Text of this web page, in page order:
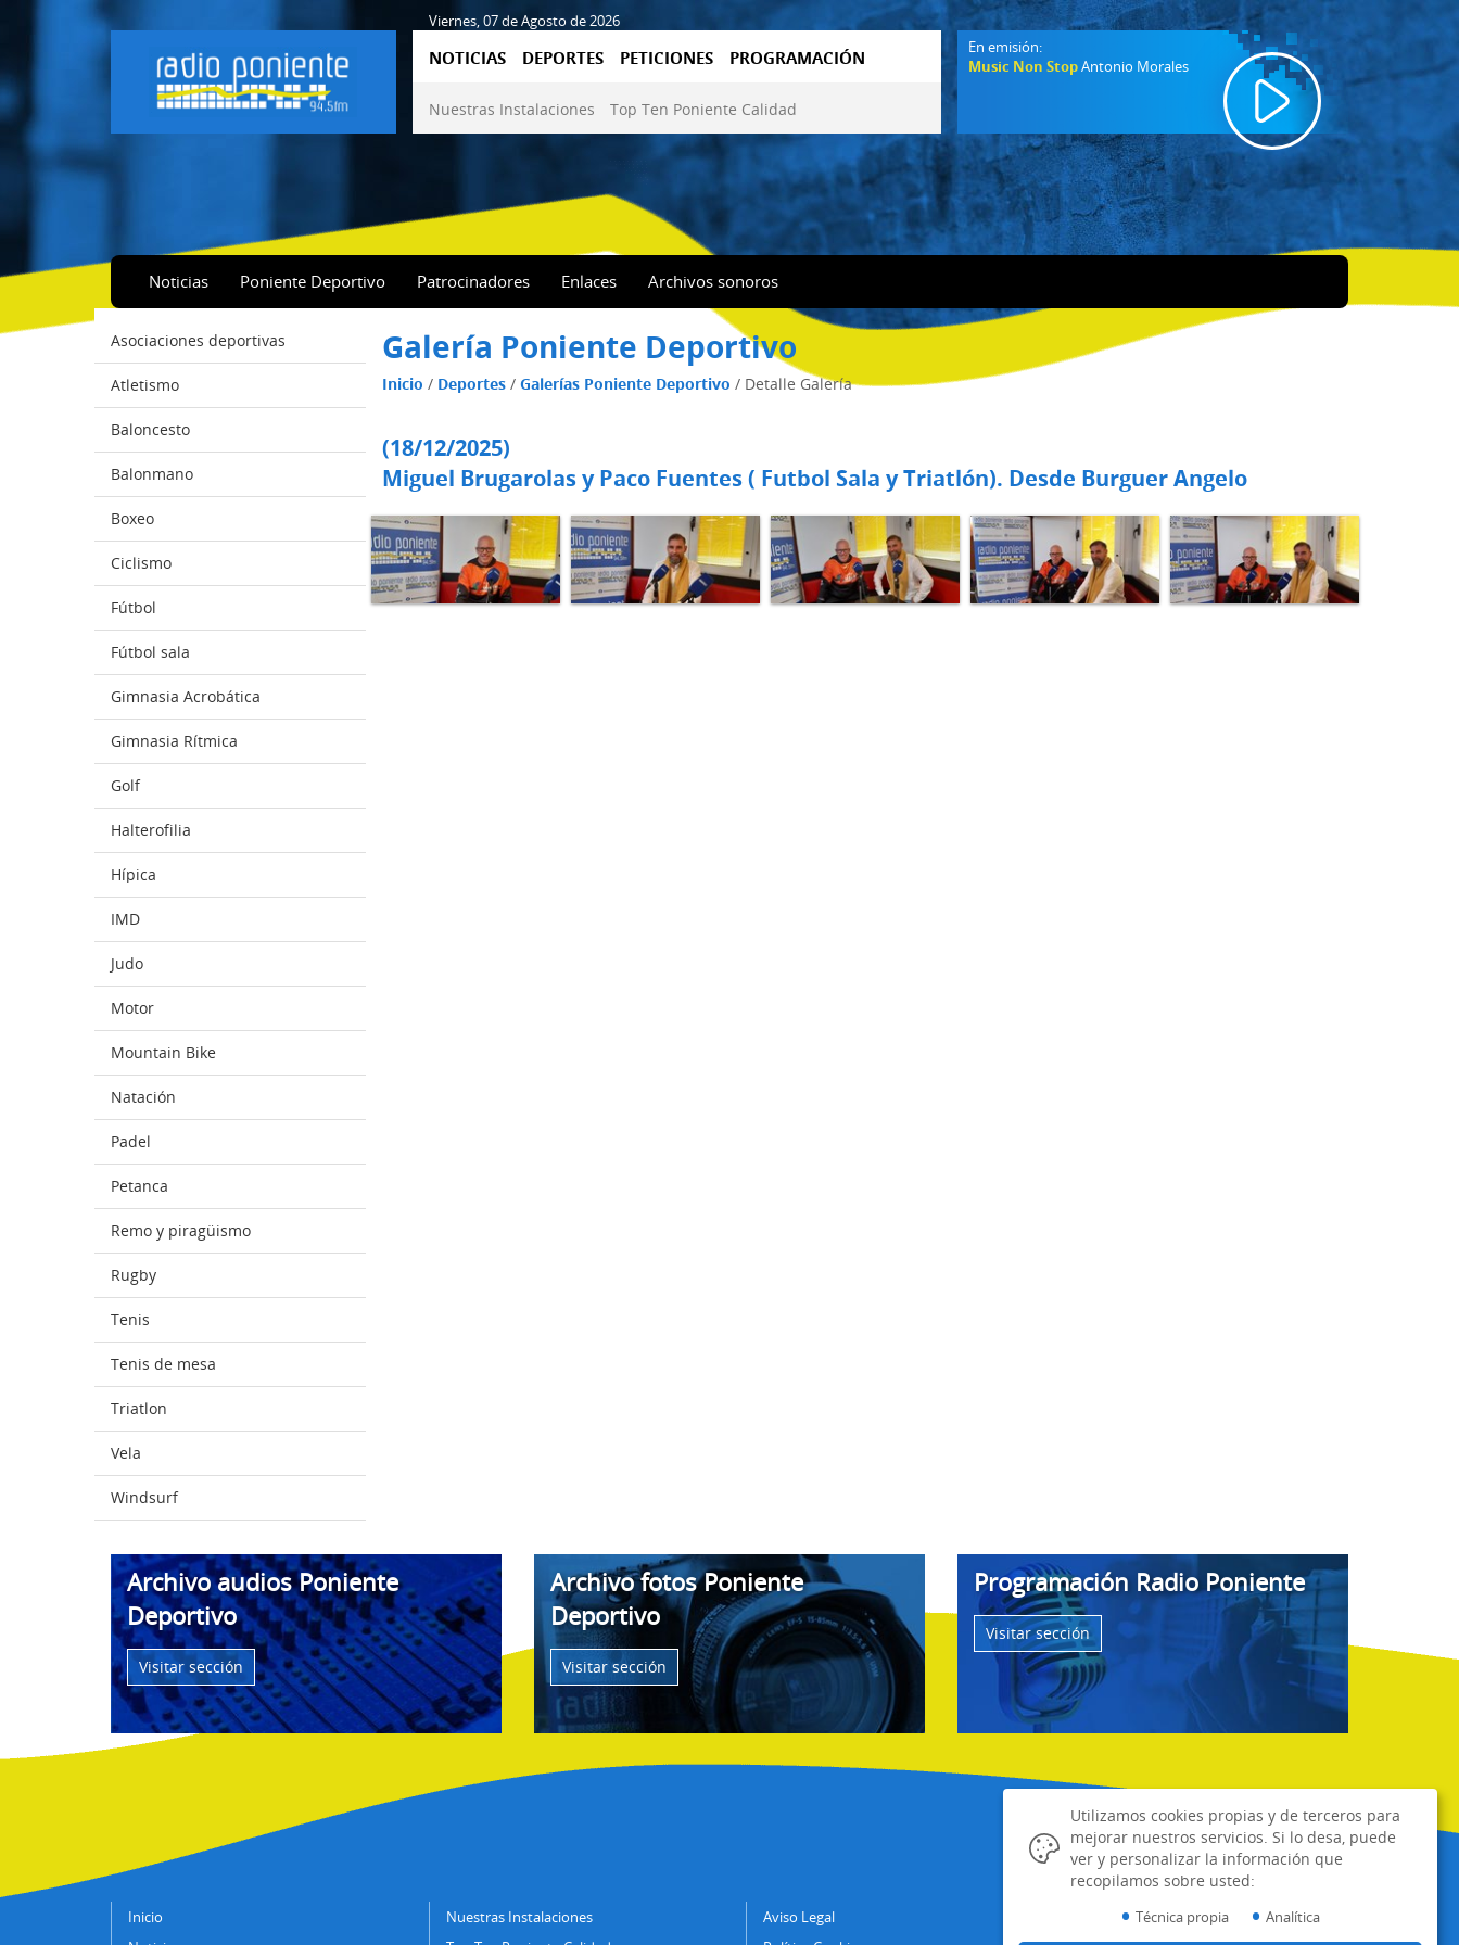
Viernes, 07 de Agosto de 2026
NOTICIAS DEPORTES PETICIONES PROGRAMACIÓN
Nuestras Instalaciones Top Ten Poniente Calidad
En emisión:
Music Non StopAntonio Morales
Noticias Poniente Deportivo Patrocinadores Enlaces Archivos sonoros
Asociaciones deportivas
Atletismo
Baloncesto
Balonmano
Boxeo
Ciclismo
Fútbol
Fútbol sala
Gimnasia Acrobática
Gimnasia Rítmica
Golf
Halterofilia
Hípica
IMD
Judo
Motor
Mountain Bike
Natación
Padel
Petanca
Remo y piragüismo
Rugby
Tenis
Tenis de mesa
Triatlon
Vela
Windsurf
Galería Poniente Deportivo
Inicio / Deportes / Galerías Poniente Deportivo / Detalle Galería
(18/12/2025)
Miguel Brugarolas y Paco Fuentes ( Futbol Sala y Triatlón). Desde Burguer Angelo
Archivo audios Poniente
Deportivo
Visitar sección
Archivo fotos Poniente
Deportivo
Visitar sección
Programación Radio Poniente
Visitar sección
Inicio
Nuestras Instalaciones
Aviso Legal
Utilizamos cookies propias y de terceros para
mejorar nuestros servicios. Si lo desa, puede
ver y personalizar la información que
recopilamos sobre usted:
• Técnica propia • Analítica